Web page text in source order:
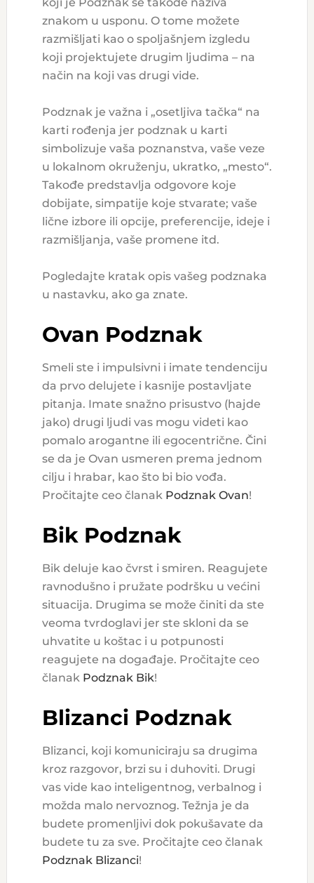
znakom u usponu. O tome možete
razmišljati kao o spoljašnjem izgledu
koji projektujete drugim ljudima – na
način na koji vas drugi vide.
Podznak je važna i „osetljiva tačka“ na
karti rođenja jer podznak u karti
simbolizuje vaša poznanstva, vaše veze
u lokalnom okruženju, ukratko, „mesto“.
Takođe predstavlja odgovore koje
dobijate, simpatije koje stvarate; vaše
lične izbore ili opcije, preferencije, ideje i
razmišljanja, vaše promene itd.
Pogledajte kratak opis vašeg podznaka
u nastavku, ako ga znate.
Ovan Podznak
Smeli ste i impulsivni i imate tendenciju
da prvo delujete i kasnije postavljate
pitanja. Imate snažno prisustvo (hajde
jako) drugi ljudi vas mogu videti kao
pomalo arogantne ili egocentrične. Čini
se da je Ovan usmeren prema jednom
cilju i hrabar, kao što bi bio vođa.
Pročitajte ceo članak Podznak Ovan!
Bik Podznak
Bik deluje kao čvrst i smiren. Reagujete
ravnodušno i pružate podršku u većini
situacija. Drugima se može činiti da ste
veoma tvrdoglavi jer ste skloni da se
uhvatite u koštac i u potpunosti
reagujete na događaje. Pročitajte ceo
članak Podznak Bik!
Blizanci Podznak
Blizanci, koji komuniciraju sa drugima
kroz razgovor, brzi su i duhoviti. Drugi
vas vide kao inteligentnog, verbalnog i
možda malo nervoznog. Težnja je da
budete promenljivi dok pokušavate da
budete tu za sve. Pročitajte ceo članak
Podznak Blizanci!